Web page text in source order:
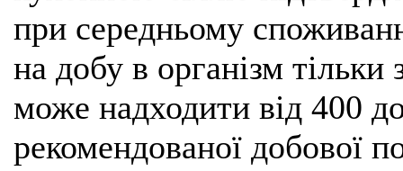
при середньому
на добу в організм
може надходити від 400
рекомендованої добової